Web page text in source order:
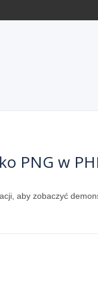
PNG w
aby zobaczyć